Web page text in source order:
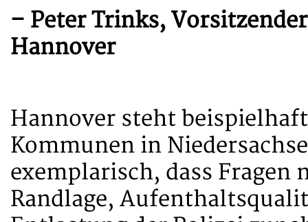
– Peter Trinks,
Hannover
Hannover steht
Kommunen in
exemplarisch, dass Fragen
Randlage,